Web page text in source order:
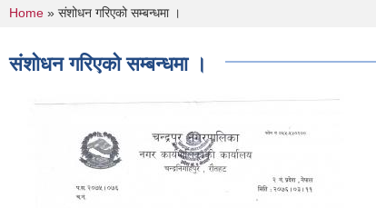
You are here
Home » संशोधन गरिएको सम्बन्धमा ।
संशोधन गरिएको सम्बन्धमा ।